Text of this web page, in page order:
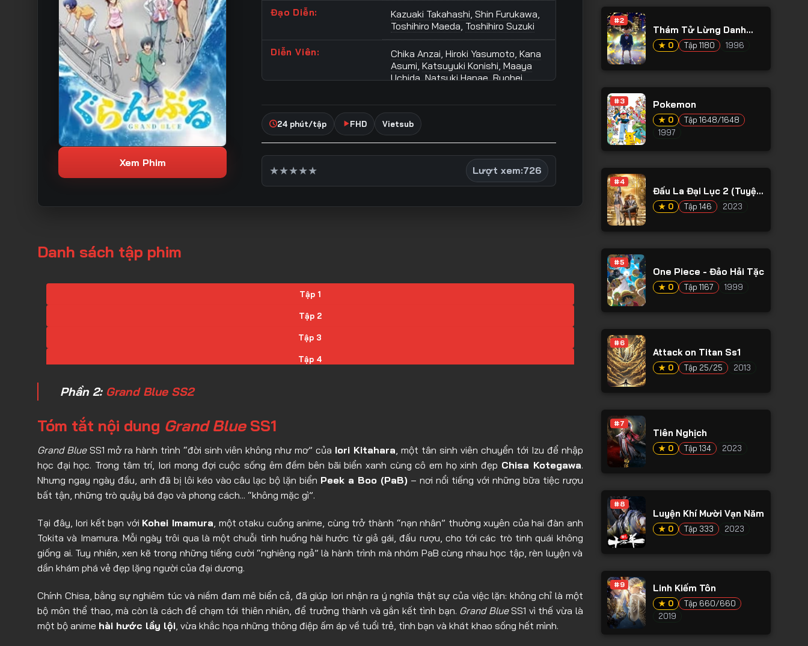
Xem Phim
Đạo Diễn: Kazuaki Takahashi Shin Furukawa
Toshihiro Maeda Toshihiro Suzuki
Diễn Viên: Chika Anzai Hiroki Yasumoto Kana
Asumi Katsuyuki Konishi Maaya
Uchida Natsuki Hanae Ryohei
Uchida
Anime,Anime Bộ,Anime Hoàn
Thành,Chính Kịch,Hài Hước,Hoạt
Thể Thao , Tình Cảm
biển,Grand Blue 1,grand blue
24 phút/tập FHD Vietsub
★★★★★ Lượt xem:726
Danh sách tập phim
Tập 1
Tập 2
Tập 3
Tập 4
Tập 8
Tập 9
Phần 2: Grand Blue SS2
Tóm tắt nội dung Grand BlueSS1
Grand BlueSS1 mở ra hành trình “đời sinh viên không như mơ” của Iori Kitahara, một tân sinh viên chuyển tới Izu để nhập
học đại học. Trong tâm trí, Iori mong đợi cuộc sống êm đềm bên bãi biển xanh cùng cô em họ xinh đẹp Chisa Kotegawa.
Nhưng ngay ngày đầu, anh đã bị lôi kéo vào câu lạc bộ lặn biển Peek a Boo (PaB) – nơi nổi tiếng với những bữa tiệc rượu
bất tận, những trò quậy bá đạo và phong cách... “không mặc gì”.
Tại đây, Iori kết bạn với Kohei Imamura, một otaku cuồng anime, cùng trở thành “nạn nhân” thường xuyên của hai đàn anh
Tokita và Imamura. Mỗi ngày trôi qua là một chuỗi tình huống hài hước từ giả gái, đấu rượu, cho tới các trò tinh quái không
giống ai. Tuy nhiên, xen kẽ trong những tiếng cười “nghiêng ngả” là hành trình mà nhóm PaB cùng nhau học tập, rèn luyện và
dần khám phá vẻ đẹp lặng người của đại dương.
Chính Chisa, bằng sự nghiêm túc và niềm đam mê biển cả, đã giúp Iori nhận ra ý nghĩa thật sự của việc lặn: không chỉ là một
bộ môn thể thao, mà còn là cách để chạm tới thiên nhiên, để trưởng thành và gắn kết tình bạn. Grand BlueSS1 vì thế vừa là
một bộ anime hài hước lầy lội , vừa khắc họa những thông điệp ấm áp về tuổi trẻ, tình bạn và khát khao sống hết mình.
#2
Thám Tử Lừng Danh
Conan
★ 0 Tập 1180 1996
#3 Pokemon
★ 0
Tập 1648/1648
1997
#4
Đấu La Đại Lục 2 (Tuyệt
Thế Đường Môn)
★ 0 Tập 146 2023
#5
One Piece - Đảo Hải Tặc
★ 0 Tập 1167 1999
#6
Attack on Titan Ss1
★ 0 Tập 25/25 2013
#7
Tiên Nghịch
★ 0 Tập 134 2023
#8
Luyện Khí Mười Vạn Năm
★ 0 Tập 333 2023
#9 Linh Kiếm Tôn
★ 0
Tập 660/660
2019